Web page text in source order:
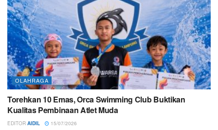
OLAHRAGA
Torehkan 10 Emas, Orca Swimming Club Buktikan
Kualitas Pembinaan Atlet Muda
EDITOR AIDIL 15/07/2026